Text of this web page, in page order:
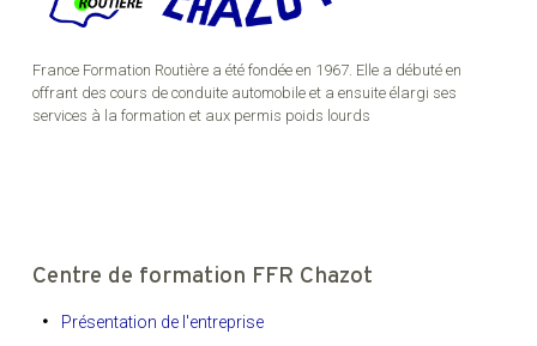
France Formation Routière a été fondée en 1967. Elle a débuté en
offrant des cours de conduite automobile et a ensuite élargi ses
services à la formation et aux permis poids lourds
Centre de formation FFR Chazot
Présentation de l'entreprise